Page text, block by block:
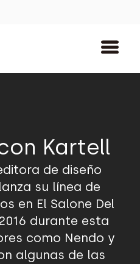
Kartell
de diseño
su línea de
en El Salone Del
durante esta
como Nendo y
algunas de las